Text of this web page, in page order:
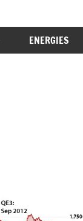
ENERGIES